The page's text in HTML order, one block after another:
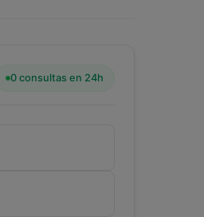
0 consultas en 24h